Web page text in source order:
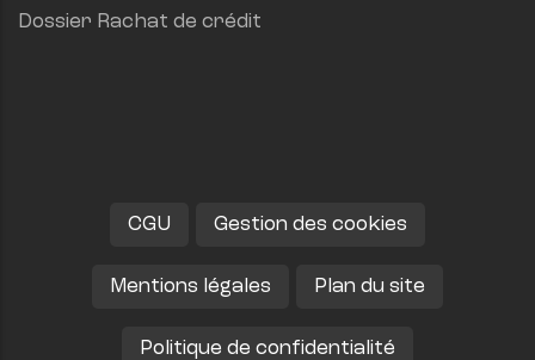
Dossier Rachat de crédit
CGU Gestion des cookies
Mentions légales Plan du site
Politique de confidentialité